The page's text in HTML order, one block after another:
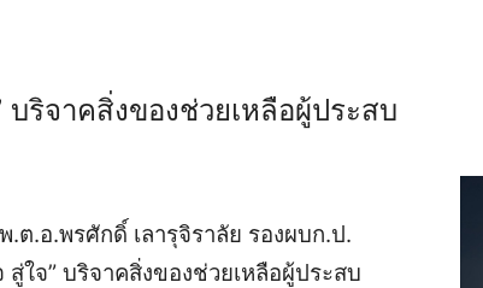
บริจาคสิ่งของช่วยเหลือผู้ประสบ
พ.ต.อ.พรศักดิ์ เลารุจิราลัย รองผบก.ป.
ใจ” บริจาคสิ่งของช่วยเหลือผู้ประสบ